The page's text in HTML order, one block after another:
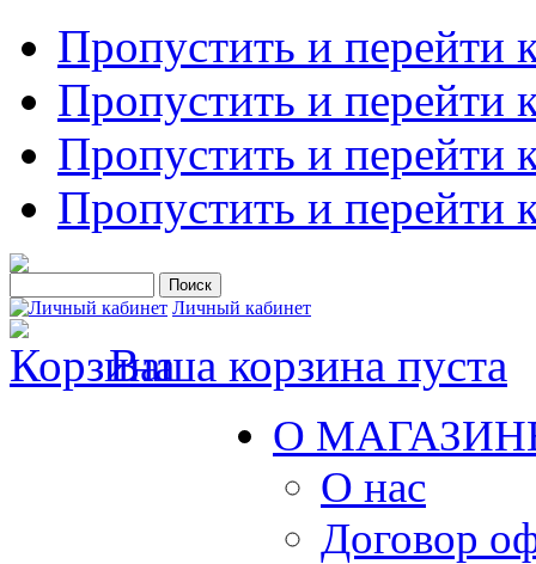
Пропустить и перейти
Пропустить и перейти
Пропустить и перейти
Пропустить и перейти
Личный кабинет
Ваша корзина пуста
О
О нас
Договор